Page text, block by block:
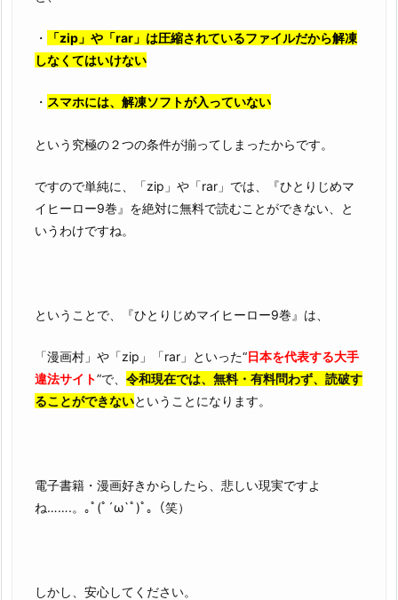
・
「zip」や「rar」は圧縮されているファイルだから解凍
しなくてはいけない
・ スマホには、解凍ソフトが入っていない
という究極の２つの条件が揃ってしまったからです。
ですので単純に、「zip」や「rar」では、『ひとりじめマ
イヒーロー9巻』を絶対に無料で読むことができない、と
いうわけですね。
ということで、『ひとりじめマイヒーロー9巻』は、
「漫画村」や「zip」「rar」といった“日本を代表する大手
違法サイト”で、 令和現在では、無料・有料問わず、読破す
ることができないということになります。
電子書籍・漫画好きからしたら、悲しい現実ですよ
ね…….。｡ﾟ(ﾟ´ω`ﾟ)ﾟ｡（笑）
しかし、安心してください。